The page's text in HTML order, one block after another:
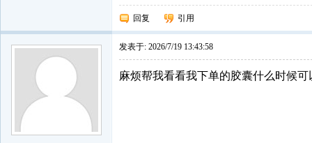
回复 引用
发表于: 2026/7/19 13:43:58
麻烦帮我看看我下单的胶囊什么时候可